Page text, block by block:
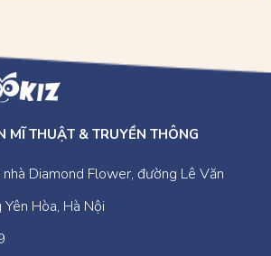
MĨ THUẬT & TRUYỀN THÔNG
Diamond Flower, đường Lê Văn
Hòa, Hà Nội